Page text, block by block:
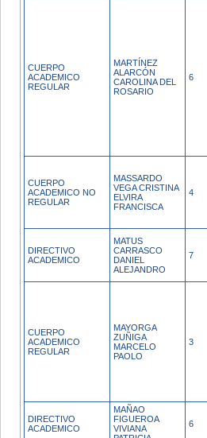
CUERPO
ACADEMICO
REGULAR
MARTÍNEZ
ALARCÓN
CAROLINA DEL
ROSARIO
6
CUERPO
ACADEMICO NO
REGULAR
MASSARDO
VEGA CRISTINA
ELVIRA
FRANCISCA
4
DIRECTIVO
ACADEMICO
MATUS
CARRASCO
DANIEL
ALEJANDRO
7
CUERPO
ACADEMICO
REGULAR
MAYORGA
ZUÑIGA
MARCELO
PAOLO
3
DIRECTIVO
ACADEMICO
MAÑAO
FIGUEROA
VIVIANA
6